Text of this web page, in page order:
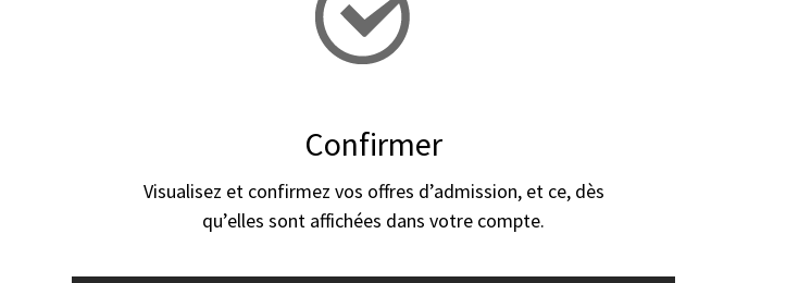
Confirmer
Visualisez et confirmez vos offres d’admission, et ce, dès
qu’elles sont affichées dans votre compte.